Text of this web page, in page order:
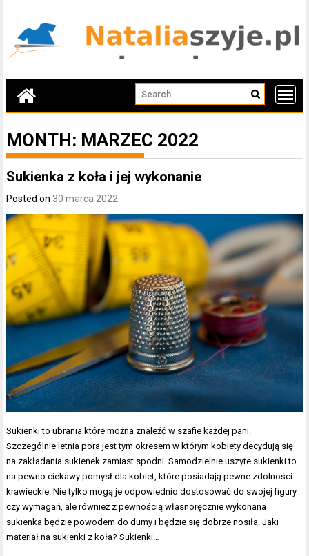
content
MONTH: MARZEC 2022
Sukienka z koła i jej wykonanie
Posted on 30 marca 2022
Sukienki to ubrania które można znaleźć w szafie każdej pani.
Szczególnie letnia pora jest tym okresem w którym kobiety decydują się
na zakładania sukienek zamiast spodni. Samodzielnie uszyte sukienki to
na pewno ciekawy pomysł dla kobiet, które posiadają pewne zdolności
krawieckie. Nie tylko mogą je odpowiednio dostosować do swojej figury
czy wymagań, ale również z pewnością własnoręcznie wykonana
sukienka będzie powodem do dumy i będzie się dobrze nosiła. Jaki
materiał na sukienki z koła? Sukienki…